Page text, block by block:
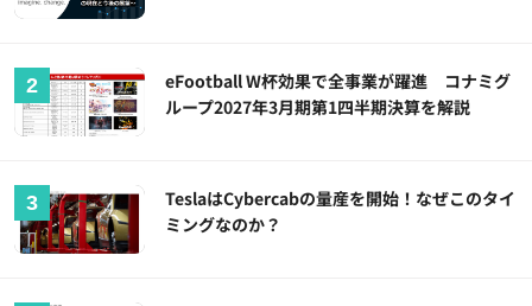
eFootball W杯効果で全事業が躍進 コナミグ
ループ2027年3月期第1四半期決算を解説
TeslaはCybercabの量産を開始！なぜこのタイ
ミングなのか？